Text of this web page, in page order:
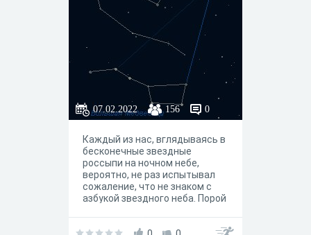
07.02.2022 156 0
Каждый из нас, вглядываясь в
бесконечные звездные
россыпи на ночном небе,
вероятно, не раз испытывал
сожаление, что не знаком с
азбукой звездного неба. Порой